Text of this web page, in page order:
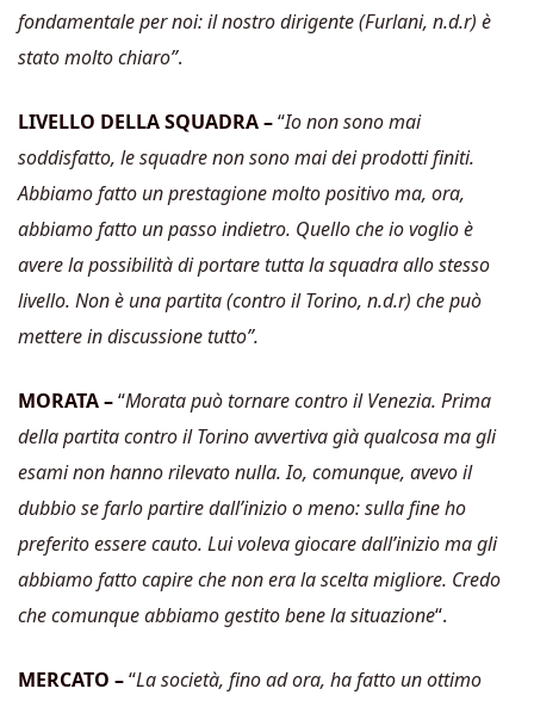
fondamentale per noi: il nostro dirigente (Furlani, n.d.r) è
stato molto chiaro”.
LIVELLO DELLA SQUADRA –“Io non sono mai
soddisfatto, le squadre non sono mai dei prodotti finiti.
Abbiamo fatto un prestagione molto positivo ma, ora,
abbiamo fatto un passo indietro. Quello che io voglio è
avere la possibilità di portare tutta la squadra allo stesso
livello. Non è una partita (contro il Torino, n.d.r) che può
mettere in discussione tutto”.
MORATA –“Morata può tornare contro il Venezia. Prima
della partita contro il Torino avvertiva già qualcosa ma gli
esami non hanno rilevato nulla. Io, comunque, avevo il
dubbio se farlo partire dall’inizio o meno: sulla fine ho
preferito essere cauto. Lui voleva giocare dall’inizio ma gli
abbiamo fatto capire che non era la scelta migliore. Credo
che comunque abbiamo gestito bene la situazione“.
MERCATO –“La società, fino ad ora, ha fatto un ottimo